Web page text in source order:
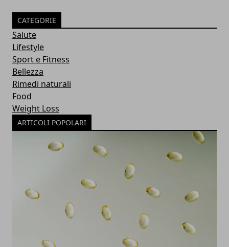
CATEGORIE
Salute
Lifestyle
Sport e Fitness
Bellezza
Rimedi naturali
Food
Weight Loss
ARTICOLI POPOLARI